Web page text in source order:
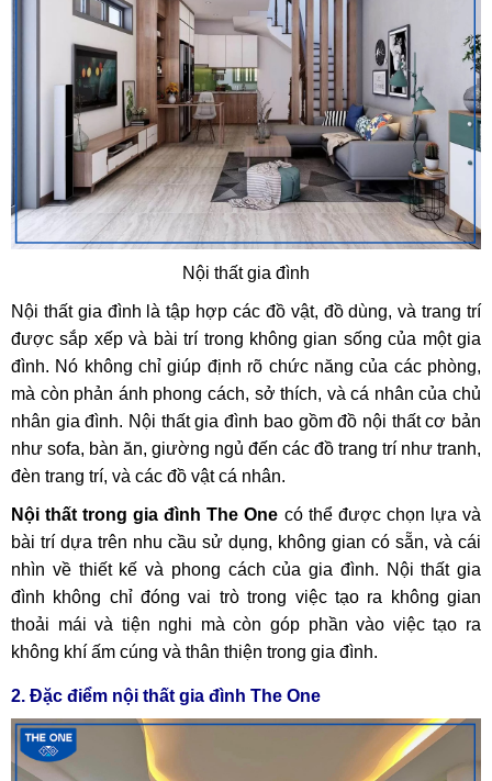
Nội thất gia đình
Nội thất gia đình là tập hợp các đồ vật, đồ dùng, và trang trí
được sắp xếp và bài trí trong không gian sống của một gia
đình. Nó không chỉ giúp định rõ chức năng của các phòng,
mà còn phản ánh phong cách, sở thích, và cá nhân của chủ
nhân gia đình. Nội thất gia đình bao gồm đồ nội thất cơ bản
như sofa, bàn ăn, giường ngủ đến các đồ trang trí như tranh,
đèn trang trí, và các đồ vật cá nhân.
Nội thất trong gia đình The One có thể được chọn lựa và
bài trí dựa trên nhu cầu sử dụng, không gian có sẵn, và cái
nhìn về thiết kế và phong cách của gia đình. Nội thất gia
đình không chỉ đóng vai trò trong việc tạo ra không gian
thoải mái và tiện nghi mà còn góp phần vào việc tạo ra
không khí ấm cúng và thân thiện trong gia đình.
2. Đặc điểm nội thất gia đình The One